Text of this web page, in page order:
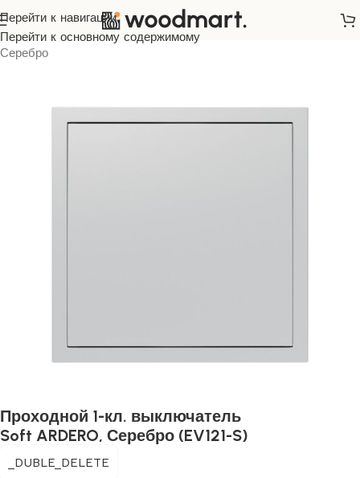
Перейти к навигации
Перейти к основному содержимому
Главная/ Розетки и выключатели/
Серебро
Проходной 1-кл. выключатель
Soft ARDERO, Серебро (EV121-S)
_DUBLE_DELETE